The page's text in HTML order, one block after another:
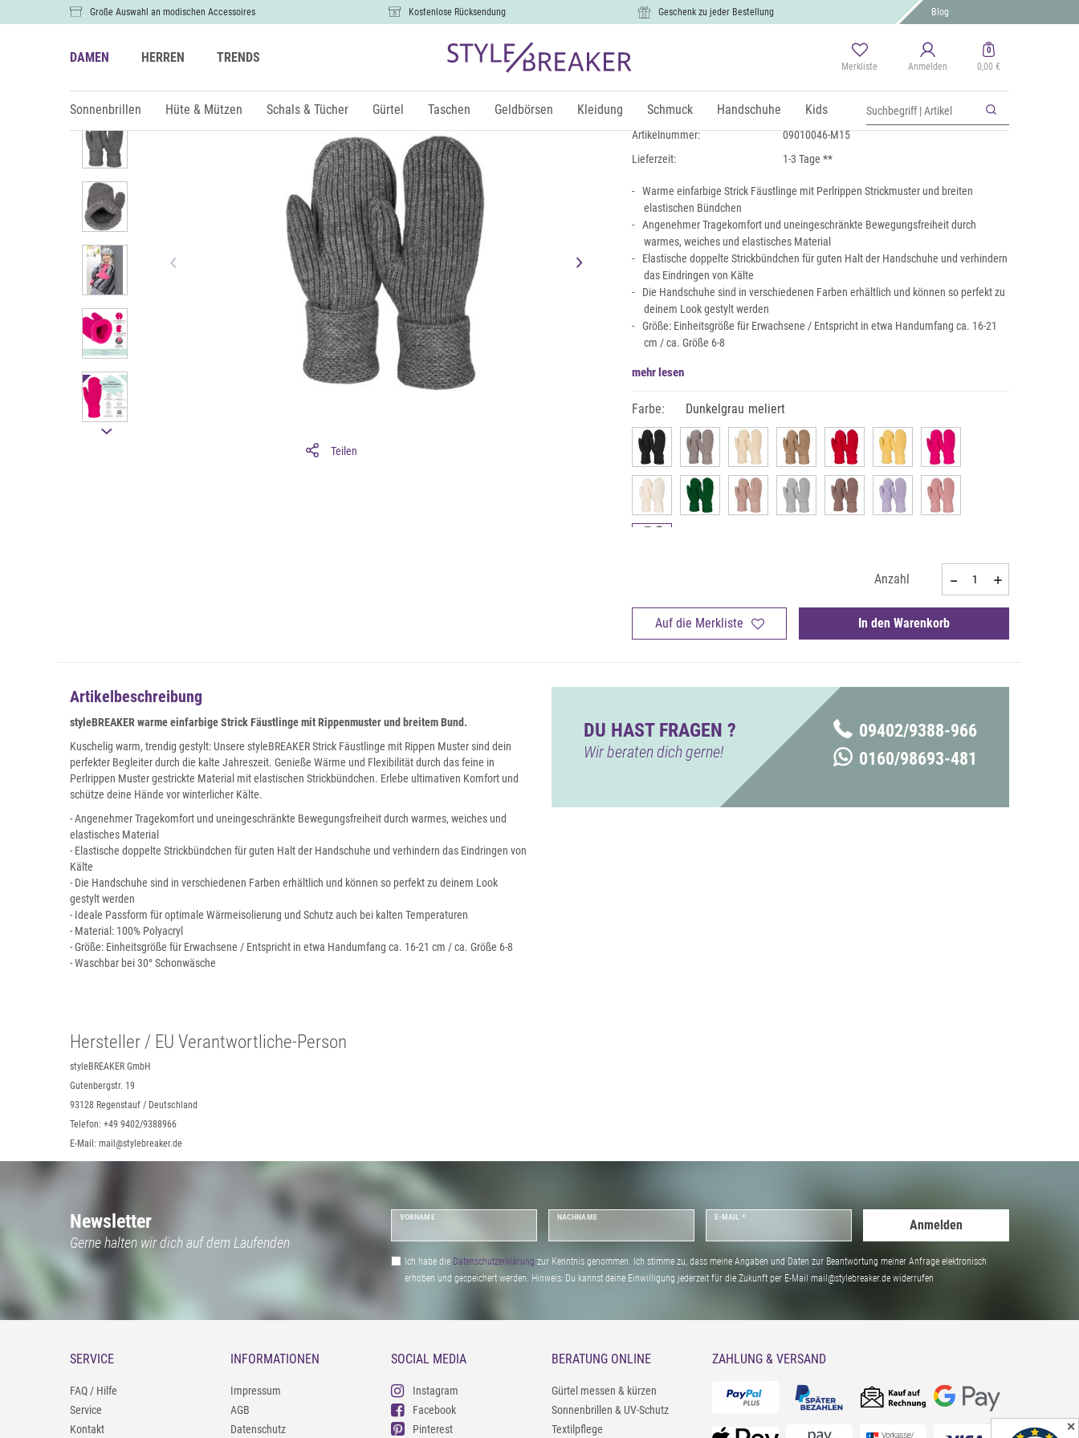
Große Auswahl an modischen Accessoires Kostenlose Rücksendung Geschenk zu jeder Bestellung Blog
DAMEN HERREN TRENDS
Merkliste Anmelden
0
0,00 €
Sonnenbrillen Hüte & Mützen Schals & Tücher Gürtel Taschen Geldbörsen Kleidung Schmuck Handschuhe Kids
Teilen
Strick Fäustlinge mit gemustertem Bund
14,99 €
inkl. MwSt., zzgl.Versand
Artikelnummer:
09010046-M15
Lieferzeit:
1-3 Tage **
Warme einfarbige Strick Fäustlinge mit Perlrippen Strickmuster und breiten
elastischen Bündchen
Angenehmer Tragekomfort und uneingeschränkte Bewegungsfreiheit durch
warmes, weiches und elastisches Material
Elastische doppelte Strickbündchen für guten Halt der Handschuhe und verhindern
das Eindringen von Kälte
Die Handschuhe sind in verschiedenen Farben erhältlich und können so perfekt zu
deinem Look gestylt werden
Größe: Einheitsgröße für Erwachsene / Entspricht in etwa Handumfang ca. 16-21
cm / ca. Größe 6-8
mehr lesen
Farbe: Dunkelgrau meliert
Anzahl
Auf die Merkliste In den Warenkorb
Artikelbeschreibung
styleBREAKER warme einfarbige Strick Fäustlinge mit Rippenmuster und breitem Bund.
Kuschelig warm, trendig gestylt: Unsere styleBREAKER Strick Fäustlinge mit Rippen Muster sind dein
perfekter Begleiter durch die kalte Jahreszeit. Genieße Wärme und Flexibilität durch das feine in
Perlrippen Muster gestrickte Material mit elastischen Strickbündchen. Erlebe ultimativen Komfort und
schütze deine Hände vor winterlicher Kälte.
- Angenehmer Tragekomfort und uneingeschränkte Bewegungsfreiheit durch warmes, weiches und
elastisches Material
- Elastische doppelte Strickbündchen für guten Halt der Handschuhe und verhindern das Eindringen von
Kälte
- Die Handschuhe sind in verschiedenen Farben erhältlich und können so perfekt zu deinem Look
gestylt werden
- Ideale Passform für optimale Wärmeisolierung und Schutz auch bei kalten Temperaturen
- Material: 100% Polyacryl
- Größe: Einheitsgröße für Erwachsene / Entspricht in etwa Handumfang ca. 16-21 cm / ca. Größe 6-8
- Waschbar bei 30° Schonwäsche
DU HAST FRAGEN ?
Wir beraten dich gerne!
09402/9388-966
0160/98693-481
Hersteller / EU Verantwortliche-Person
styleBREAKER GmbH
Gutenbergstr. 19
93128 Regenstauf / Deutschland
Telefon: +49 9402/9388966
E-Mail: mail@stylebreaker.de
Newsletter
Gerne halten wir dich auf dem Laufenden
VORNAME NACHNAME E-MAIL *
Anmelden
Ich habe die Daten­schutz­erklärung zur Kenntnis genommen. Ich stimme zu, dass meine Angaben und Daten zur Beantwortung meiner Anfrage elektronisch
erhoben und gespeichert werden. Hinweis: Du kannst deine Einwilligung jederzeit für die Zukunft per E-Mail mail@stylebreaker.de widerrufen
SERVICE
FAQ / Hilfe
Service
Kontakt
INFORMATIONEN
Impressum
AGB
Datenschutz
SOCIAL MEDIA
Instagram
Facebook
Pinterest
BERATUNG ONLINE
Gürtel messen & kürzen
Sonnenbrillen & UV-Schutz
Textilpflege
ZAHLUNG & VERSAND
✕